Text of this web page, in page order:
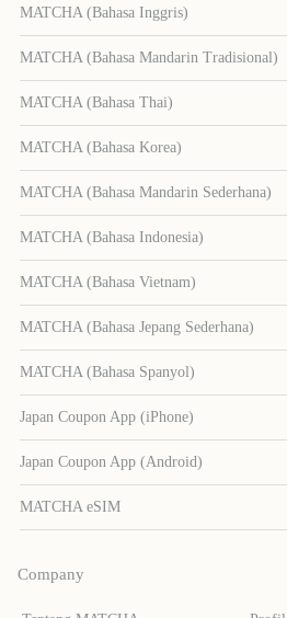
MATCHA (Bahasa Inggris)
MATCHA (Bahasa Mandarin Tradisional)
MATCHA (Bahasa Thai)
MATCHA (Bahasa Korea)
MATCHA (Bahasa Mandarin Sederhana)
MATCHA (Bahasa Indonesia)
MATCHA (Bahasa Vietnam)
MATCHA (Bahasa Jepang Sederhana)
MATCHA (Bahasa Spanyol)
Japan Coupon App (iPhone)
Japan Coupon App (Android)
MATCHA eSIM
Company